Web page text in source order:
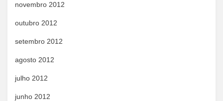
novembro 2012
outubro 2012
setembro 2012
agosto 2012
julho 2012
junho 2012